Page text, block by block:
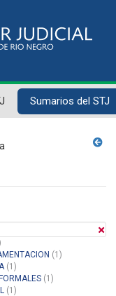
Sumarios del STJ
(1)
(1)
(1)
(1)